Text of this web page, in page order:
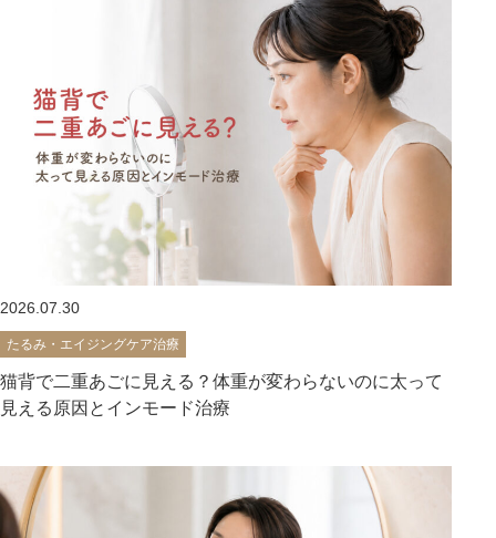
2026.07.30
たるみ・エイジングケア治療
猫背で二重あごに見える？体重が変わらないのに太って
見える原因とインモード治療